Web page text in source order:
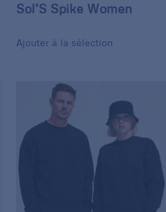
Sol’S Spike Women
Ajouter à la sélection